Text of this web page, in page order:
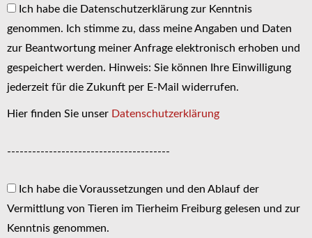
Ich habe die Datenschutzerklärung zur Kenntnis
genommen. Ich stimme zu, dass meine Angaben und Daten
zur Beantwortung meiner Anfrage elektronisch erhoben und
gespeichert werden. Hinweis: Sie können Ihre Einwilligung
jederzeit für die Zukunft per E-Mail widerrufen.
Hier finden Sie unser Datenschutzerklärung
---------------------------------------
Ich habe die Voraussetzungen und den Ablauf der
Vermittlung von Tieren im Tierheim Freiburg gelesen und zur
Kenntnis genommen.